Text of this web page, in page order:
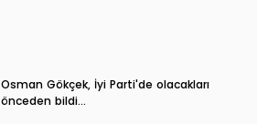
Osman Gökçek, İyi Parti'de olacakları
önceden bildi...